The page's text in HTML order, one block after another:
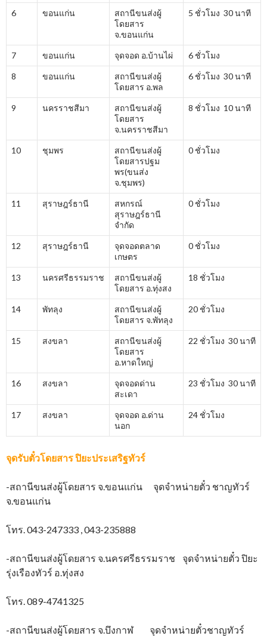
6 ขอนแก่น
สถานีขนส่งผู้
โดยสาร
จ.ขอนแก่น
5 ชั่วโมง 30 นาที
7 ขอนแก่น จุดจอด อ.บ้านไผ่ 6 ชั่วโมง
8 ขอนแก่น
สถานีขนส่งผู้
โดยสาร อ.พล
6 ชั่วโมง 30 นาที
9 นครราชสีมา
สถานีขนส่งผู้
โดยสาร
จ.นครราชสีมา
8 ชั่วโมง 10 นาที
10 ชุมพร
สถานีขนส่งผู้
โดยสารปฐม
พร(ขนส่ง
จ.ชุมพร)
0 ชั่วโมง
11 สุราษฎร์ธานี
สหกรณ์
สุราษฎร์ธานี
จำกัด
0 ชั่วโมง
12 สุราษฎร์ธานี
จุดจอดตลาด
เกษตร
0 ชั่วโมง
13 นครศรีธรรมราช
สถานีขนส่งผู้
โดยสาร อ.ทุ่งสง
18 ชั่วโมง
14 พัทลุง
สถานีขนส่งผู้
โดยสาร จ.พัทลุง
20 ชั่วโมง
15 สงขลา
สถานีขนส่งผู้
โดยสาร
อ.หาดใหญ่
22 ชั่วโมง 30 นาที
16 สงขลา
จุดจอดด่าน
สะเดา
23 ชั่วโมง 30 นาที
17 สงขลา
จุดจอด อ.ด่าน
นอก
24 ชั่วโมง
จุดรับตั๋วโดยสารปิยะประเสริฐทัวร์
-สถานีขนส่งผู้โดยสาร จ.ขอนแก่น จุดจำหน่ายตั๋ว ชาญทัวร์
จ.ขอนแก่น
โทร. 043-247333 , 043-235888
-สถานีขนส่งผู้โดยสาร จ.นครศรีธรรมราช จุดจำหน่ายตั๋ว ปิยะ
รุ่งเรืองทัวร์ อ.ทุ่งสง
โทร. 089-4741325
-สถานีขนส่งผู้โดยสาร จ.บึงกาฬ จุดจำหน่ายตั๋วชาญทัวร์